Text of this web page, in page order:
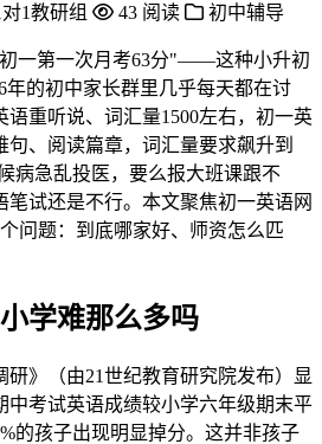
1教研组 43 阅读 初中辅导
一第一次月考63分"——这种小升初
年的初中家长群里几乎每天都在讨
重听说、词汇量1500左右，初一英
、阅读篇章，词汇量要求飙升到
病急乱投医，要么报大班课跟不
笔试还是不行。本文聚焦初一英语网
问题：到底哪家好、师资怎么匹
学难那么多吗
研》（由21世纪教育研究院发布）显
中考试英语成绩较小学六年级期末平
的孩子出现明显掉分。这并非孩子